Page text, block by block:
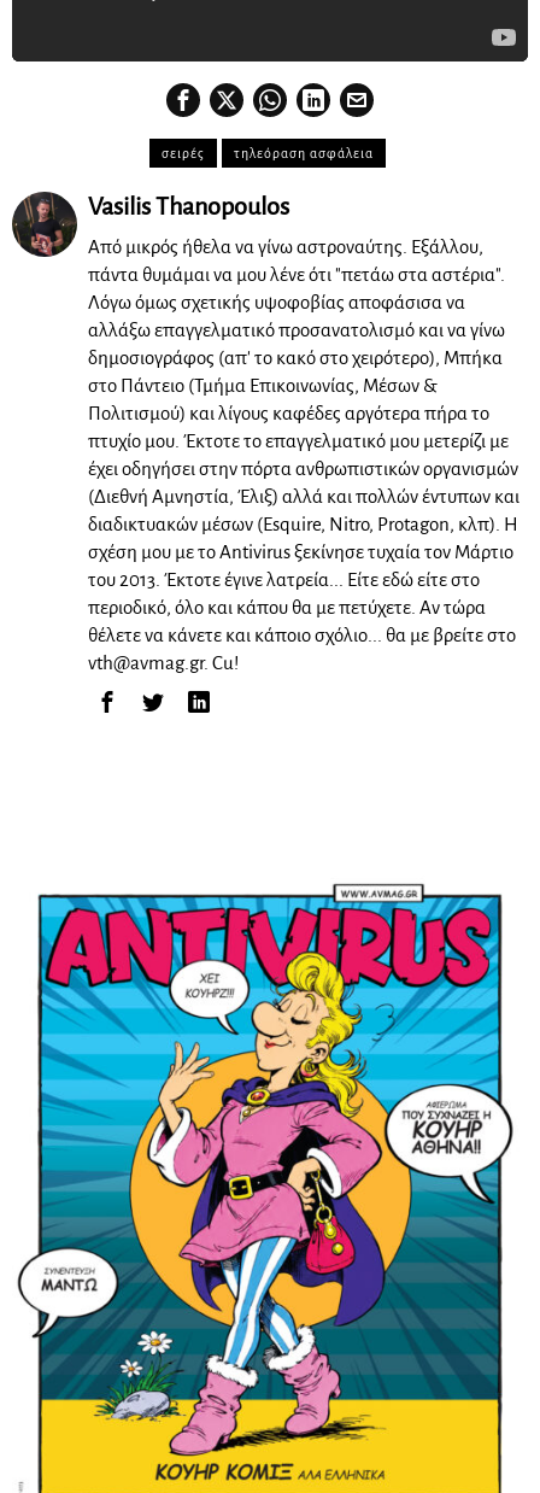
σειρές τηλεόραση ασφάλεια
Vasilis Thanopoulos
Από μικρός ήθελα να γίνω αστροναύτης. Εξάλλου,
πάντα θυμάμαι να μου λένε ότι "πετάω στα αστέρια".
Λόγω όμως σχετικής υψοφοβίας αποφάσισα να
αλλάξω επαγγελματικό προσανατολισμό και να γίνω
δημοσιογράφος (απ' το κακό στο χειρότερο), Μπήκα
στο Πάντειο (Τμήμα Επικοινωνίας, Μέσων &
Πολιτισμού) και λίγους καφέδες αργότερα πήρα το
πτυχίο μου. Έκτοτε το επαγγελματικό μου μετερίζι με
έχει οδηγήσει στην πόρτα ανθρωπιστικών οργανισμών
(Διεθνή Αμνηστία, Έλιξ) αλλά και πολλών έντυπων και
διαδικτυακών μέσων (Esquire, Nitro, Protagon, κλπ). Η
σχέση μου με το Antivirus ξεκίνησε τυχαία τον Μάρτιο
του 2013. Έκτοτε έγινε λατρεία... Είτε εδώ είτε στο
περιοδικό, όλο και κάπου θα με πετύχετε. Αν τώρα
θέλετε να κάνετε και κάποιο σχόλιο... θα με βρείτε στο
vth@avmag.gr. Cu!